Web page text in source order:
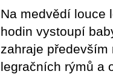
Na medvědí louce
hodin vystoupí
zahraje
legračních rýmů a